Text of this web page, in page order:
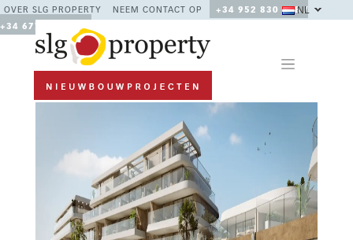
OVER SLG PROPERTY NEEM CONTACT OP
+34 952 830 378 /
+34 677 670 480
NL